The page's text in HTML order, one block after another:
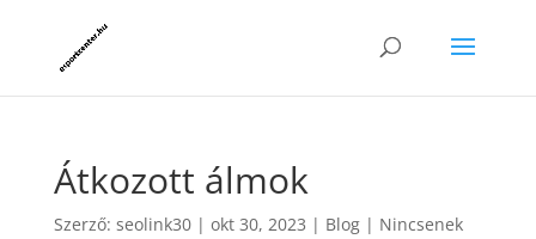
Átkozott álmok
Szerző: seolink30| okt 30, 2023 | Blog| Nincsenek